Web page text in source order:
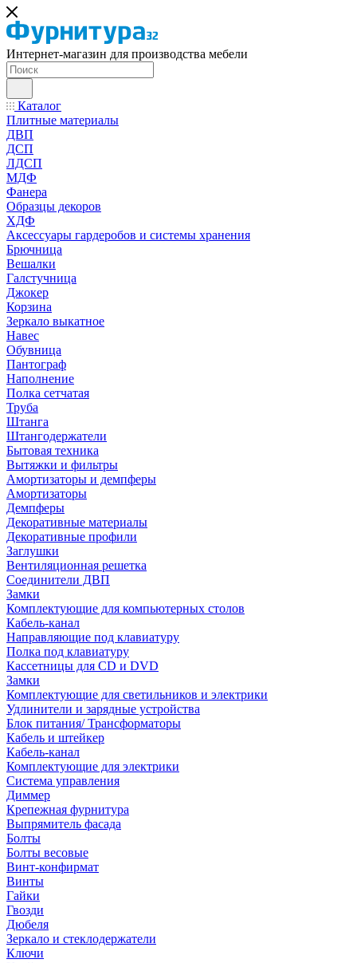
Интернет-магазин для производства мебели
Каталог
Плитные материалы
ДВП
ДСП
ЛДСП
МДФ
Фанера
Образцы декоров
ХДФ
Аксессуары гардеробов и системы хранения
Брючница
Вешалки
Галстучница
Джокер
Корзина
Зеркало выкатное
Навес
Обувница
Пантограф
Наполнение
Полка сетчатая
Труба
Штанга
Штангодержатели
Бытовая техника
Вытяжки и фильтры
Амортизаторы и демпферы
Амортизаторы
Демпферы
Декоративные материалы
Декоративные профили
Заглушки
Вентиляционная решетка
Соединители ДВП
Замки
Комплектующие для компьютерных столов
Кабель-канал
Направляющие под клавиатуру
Полка под клавиатуру
Кассетницы для CD и DVD
Замки
Комплектующие для светильников и электрики
Удлинители и зарядные устройства
Блок питания/ Трансформаторы
Кабель и штейкер
Кабель-канал
Комплектующие для электрики
Система управления
Диммер
Крепежная фурнитура
Выпрямитель фасада
Болты
Болты весовые
Винт-конфирмат
Винты
Гайки
Гвозди
Дюбеля
Зеркало и стеклодержатели
Ключи